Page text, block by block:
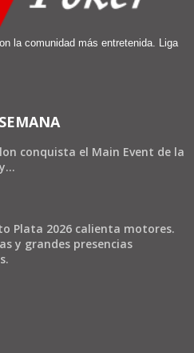
la comunidad más entretenida. Liga
conquista el Main Event de la
Plata 2026 calienta motores.
y grandes presencias